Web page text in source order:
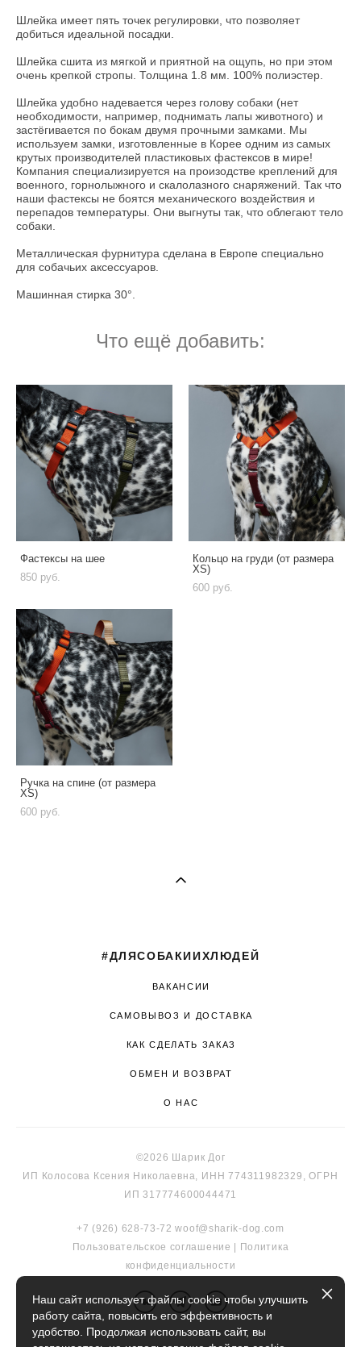
Шлейка имеет пять точек регулировки, что позволяет
добиться идеальной посадки.
Шлейка сшита из мягкой и приятной на ощупь, но при этом
очень крепкой стропы. Толщина 1.8 мм. 100% полиэстер.
Шлейка удобно надевается через голову собаки (нет
необходимости, например, поднимать лапы животного) и
застёгивается по бокам двумя прочными замками. Мы
используем замки, изготовленные в Корее одним из самых
крутых производителей пластиковых фастексов в мире!
Компания специализируется на произодстве креплений для
военного, горнолыжного и скалолазного снаряжений. Так что
наши фастексы не боятся механического воздействия и
перепадов температуры. Они выгнуты так, что облегают тело
собаки.
Металлическая фурнитура сделана в Европе специально
для собачьих аксессуаров.
Машинная стирка 30°.
Что ещё добавить:
Фастексы на шее
850 pуб.
Кольцо на груди (от размера
XS)
600 pуб.
Ручка на спине (от размера
XS)
600 pуб.
#ДЛЯСОБАКИИХЛЮДЕЙ
ВАКАНСИИ
САМОВЫВОЗ И ДОСТАВКА
КАК СДЕЛАТЬ ЗАКАЗ
ОБМЕН И ВОЗВРАТ
О НАС
©2026 Шарик Дог
ИП Колосова Ксения Николаевна, ИНН 774311982329, ОГРН
ИП 317774600044471
+7 (926) 628-73-72 woof@sharik-dog.com
Пользовательское соглашение | Политика
конфиденциальности
Наш сайт использует файлы cookie чтобы улучшить
работу сайта, повысить его эффективность и
удобство. Продолжая использовать сайт, вы